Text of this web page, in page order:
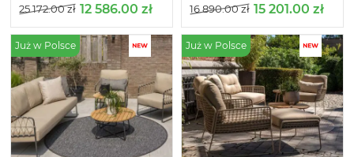
25 172.00zł 12 586.00 zł 16 890.00zł 15 201.00 zł
Już w Polsce Już w Polsce